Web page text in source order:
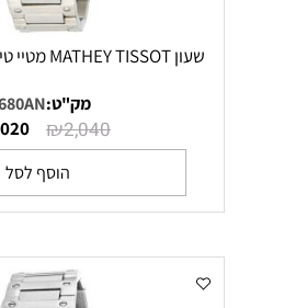
שעון MATHEY TISSOT מטיי טיסוט לגבר H680AN
מק"ט:
₪2,040
הוסף לסל